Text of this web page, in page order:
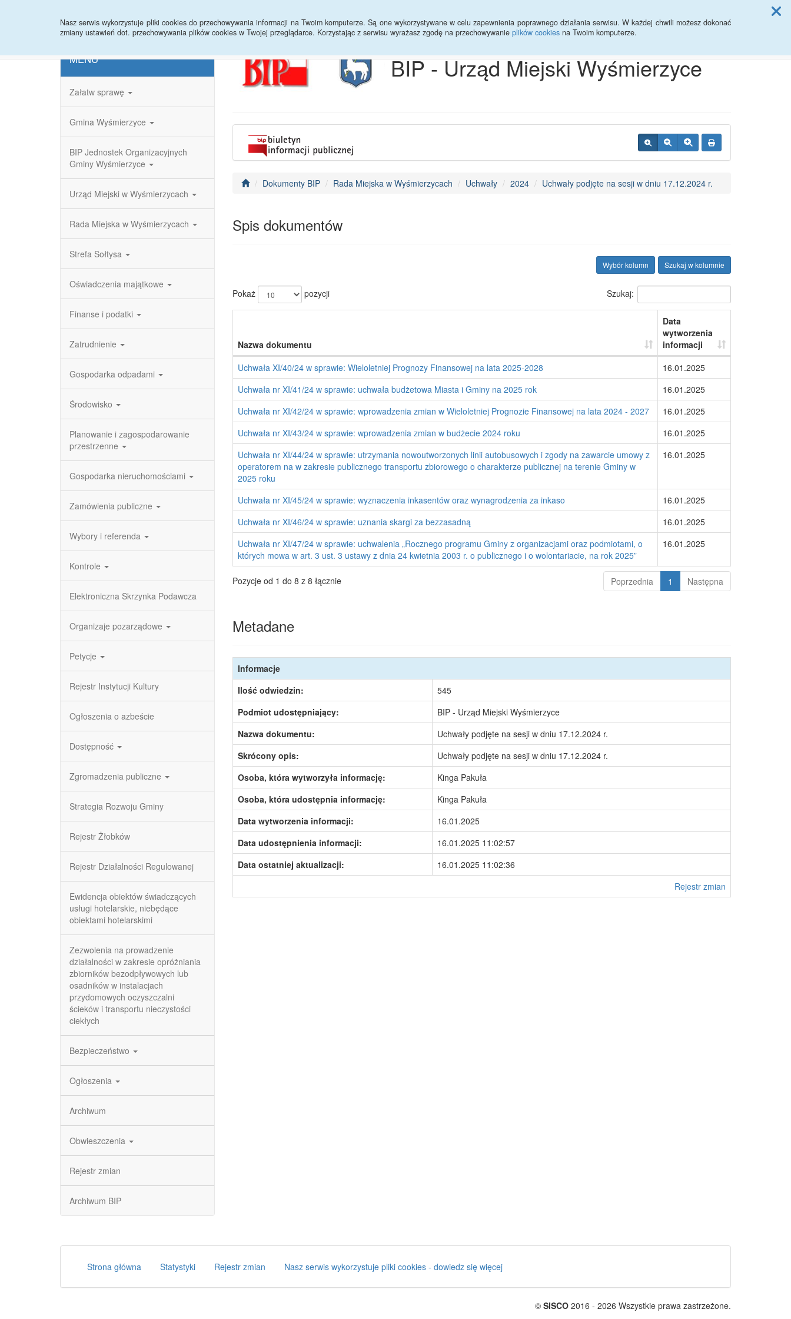
Nasz serwis wykorzystuje pliki cookies do przechowywania informacji na Twoim komputerze. Są one wykorzystywane w celu zapewnienia poprawnego działania serwisu. W każdej chwili możesz dokonać
zmiany ustawień dot. przechowywania plików cookies w Twojej przeglądarce. Korzystając z serwisu wyrażasz zgodę na przechowywanie plików cookies na Twoim komputerze.
Przycisk wyszukaj duży
MENU
Załatw sprawę
Gmina Wyśmierzyce
BIP Jednostek Organizacyjnych
Gminy Wyśmierzyce
Urząd Miejski w Wyśmierzycach
Rada Miejska w Wyśmierzycach
Strefa Sołtysa
Oświadczenia majątkowe
Finanse i podatki
Zatrudnienie
Gospodarka odpadami
Środowisko
Planowanie i zagospodarowanie
przestrzenne
Gospodarka nieruchomościami
Zamówienia publiczne
Wybory i referenda
Kontrole
Elektroniczna Skrzynka Podawcza
Organizaje pozarządowe
Petycje
Rejestr Instytucji Kultury
Ogłoszenia o azbeście
Dostępność
Zgromadzenia publiczne
Strategia Rozwoju Gminy
Rejestr Żłobków
Rejestr Działalności Regulowanej
Ewidencja obiektów świadczących
usługi hotelarskie, niebędące
obiektami hotelarskimi
Zezwolenia na prowadzenie
działalności w zakresie opróżniania
zbiorników bezodpływowych lub
osadników w instalacjach
przydomowych oczyszczalni
ścieków i transportu nieczystości
ciekłych
Bezpieczeństwo
Ogłoszenia
Archiwum
Obwieszczenia
Rejestr zmian
Archiwum BIP
BIP - Urząd Miejski Wyśmierzyce
Dokumenty BIP Rada Miejska w Wyśmierzycach Uchwały 2024 Uchwały podjęte na sesji w dniu 17.12.2024 r.
Spis dokumentów
Szukaj w kolumnie
Wybór kolumn
Pokaż pozycji Szukaj:
Nazwa dokumentu
Data
wytworzenia
informacji
Uchwała XI/40/24 w sprawie: Wieloletniej Prognozy Finansowej na lata 2025-2028
16.01.2025
Uchwała nr XI/41/24 w sprawie: uchwała budżetowa Miasta i Gminy na 2025 rok
16.01.2025
Uchwała nr XI/42/24 w sprawie: wprowadzenia zmian w Wieloletniej Prognozie Finansowej na lata 2024 - 2027
16.01.2025
Uchwała nr XI/43/24 w sprawie: wprowadzenia zmian w budżecie 2024 roku
16.01.2025
Uchwała nr XI/44/24 w sprawie: utrzymania nowoutworzonych linii autobusowych i zgody na zawarcie umowy z
operatorem na w zakresie publicznego transportu zbiorowego o charakterze publicznej na terenie Gminy w
2025 roku
16.01.2025
Uchwała nr XI/45/24 w sprawie: wyznaczenia inkasentów oraz wynagrodzenia za inkaso
16.01.2025
Uchwała nr XI/46/24 w sprawie: uznania skargi za bezzasadną
16.01.2025
Uchwała nr XI/47/24 w sprawie: uchwalenia „Rocznego programu Gminy z organizacjami oraz podmiotami, o
których mowa w art. 3 ust. 3 ustawy z dnia 24 kwietnia 2003 r. o publicznego i o wolontariacie, na rok 2025”
16.01.2025
Pozycje od 1 do 8 z 8 łącznie Poprzednia 1 Następna
Metadane
Informacje
Ilość odwiedzin:
545
Podmiot udostępniający:
BIP - Urząd Miejski Wyśmierzyce
Nazwa dokumentu:
Uchwały podjęte na sesji w dniu 17.12.2024 r.
Skrócony opis:
Uchwały podjęte na sesji w dniu 17.12.2024 r.
Osoba, która wytworzyła informację:
Kinga Pakuła
Osoba, która udostępnia informację:
Kinga Pakuła
Data wytworzenia informacji:
16.01.2025
Data udostępnienia informacji:
16.01.2025 11:02:57
Data ostatniej aktualizacji:
16.01.2025 11:02:36
Rejestr zmian
Strona główna Statystyki Rejestr zmian Nasz serwis wykorzystuje pliki cookies - dowiedz się więcej
© SISCO 2016 - 2026 Wszystkie prawa zastrzeżone.